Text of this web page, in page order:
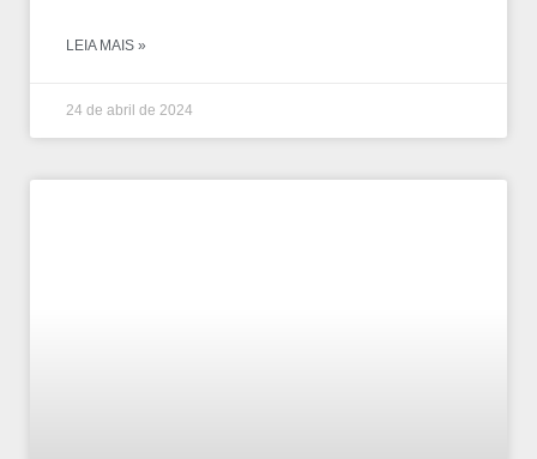
LEIA MAIS »
24 de abril de 2024